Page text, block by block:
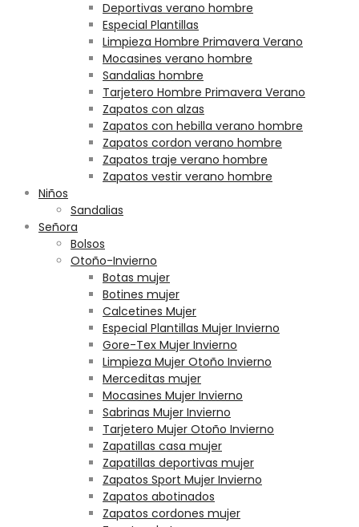
Deportivas verano hombre
Especial Plantillas
Limpieza Hombre Primavera Verano
Mocasines verano hombre
Sandalias hombre
Tarjetero Hombre Primavera Verano
Zapatos con alzas
Zapatos con hebilla verano hombre
Zapatos cordon verano hombre
Zapatos traje verano hombre
Zapatos vestir verano hombre
Niños
Sandalias
Señora
Bolsos
Otoño-Invierno
Botas mujer
Botines mujer
Calcetines Mujer
Especial Plantillas Mujer Invierno
Gore-Tex Mujer Invierno
Limpieza Mujer Otoño Invierno
Merceditas mujer
Mocasines Mujer Invierno
Sabrinas Mujer Invierno
Tarjetero Mujer Otoño Invierno
Zapatillas casa mujer
Zapatillas deportivas mujer
Zapatos Sport Mujer Invierno
Zapatos abotinados
Zapatos cordones mujer